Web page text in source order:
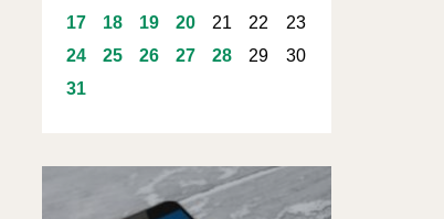
17
18 19 20 21 22
23
24
25 26 27 28 29
30
31